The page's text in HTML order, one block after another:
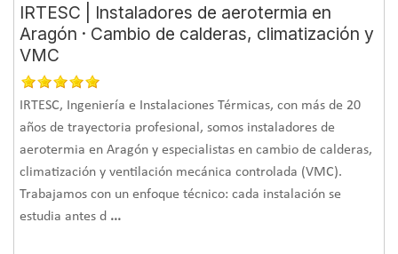
IRTESC | Instaladores de aerotermia en
Aragón · Cambio de calderas, climatización y
VMC
IRTESC, Ingeniería e Instalaciones Térmicas, con más de 20
años de trayectoria profesional, somos instaladores de
aerotermia en Aragón y especialistas en cambio de calderas,
climatización y ventilación mecánica controlada (VMC).
Trabajamos con un enfoque técnico: cada instalación se
estudia antes d ...